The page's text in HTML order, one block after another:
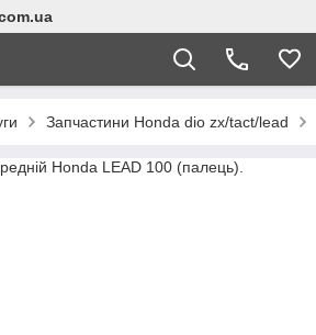
Запчастини Нonda dio zx/tact/lead